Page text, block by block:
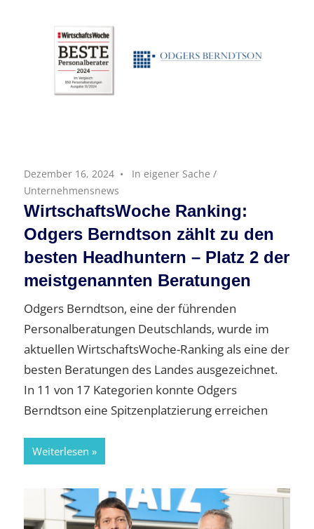
Dezember 16, 2024 In eigener Sache /
Unternehmensnews
WirtschaftsWoche Ranking:
Odgers Berndtson zählt zu den
besten Headhuntern – Platz 2 der
meistgenannten Beratungen
Odgers Berndtson, eine der führenden
Personalberatungen Deutschlands, wurde im
aktuellen WirtschaftsWoche-Ranking als eine der
besten Beratungen des Landes ausgezeichnet.
In 11 von 17 Kategorien konnte Odgers
Berndtson eine Spitzenplatzierung erreichen
Weiterlesen